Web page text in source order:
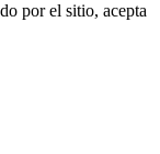
por el sitio, acepta